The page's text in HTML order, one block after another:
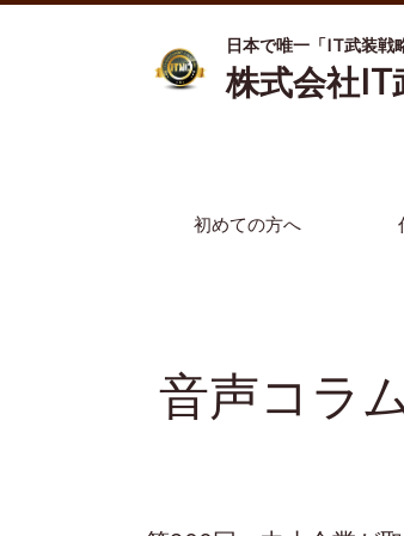
日本で唯一「IT武装戦
株式会社
初めての方へ
音声コラ